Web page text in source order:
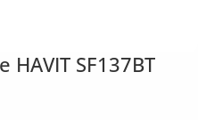
SF137BT